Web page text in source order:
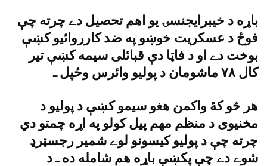
باړه د خيبرايجنسۍ يو اهم تحصيل دے چرته چې
فوځ د عسکريت خوښو په ضد کارروائيو کښې
بوخت دے او د فاټا دې قبائلى سيمه کښې تير
کال ٧٨ ماشومان د پوليو وائرس وځپل ـ
هر څو کۀ واکمن هغو سيمو کښې د پوليو د
مخنيوى د منظم مهم پيل کولو په اړه چمتو دي
چرته چې د پوليو کيسونو لوے شمير رجسټرډ
شوے دے چې پکښې باړه هم شامله ده ـ د